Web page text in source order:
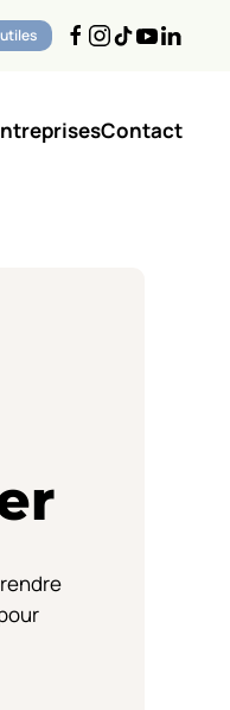
Contact